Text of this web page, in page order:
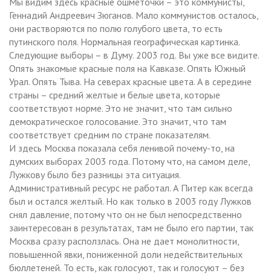
Геннадий Андреевич Зюганов. Мало коммунистов осталось,
они растворяются по полю голубого цвета, то есть
путинского поля. Нормальная географическая картинка.
Следующие выборы – в Думу. 2003 год. Вы уже все видите.
Опять знакомые красные поля на Кавказе. Опять Южный
Урал. Опять Тыва. На северах красные цвета. А в середине
страны – средний желтые и белые цвета, которые
соответствуют норме. Это не значит, что там сильно
демократическое голосование. Это значит, что там
соответствует средним по стране показателям.
И здесь Москва показала себя ленивой почему-то, на
думских выборах 2003 года. Потому что, на самом деле,
Лужкову было без разницы эта ситуация.
Административный ресурс не работал. А Питер как всегда
был и остался желтый. Но как только в 2003 году Лужков
снял давление, потому что он не был непосредственно
заинтересован в результатах, там не было его партии, так
Москва сразу расползлась. Она не дает монолитности,
повышенной явки, пониженной доли недействительных
бюллетеней. То есть, как голосуют, так и голосуют – без